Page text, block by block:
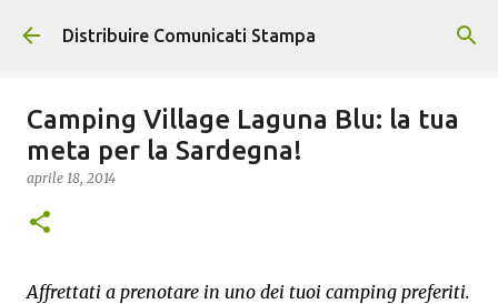
Passa ai contenuti principali
Distribuire Comunicati Stampa
Camping Village Laguna Blu: la tua
meta per la Sardegna!
aprile 18, 2014
Affrettati a prenotare in uno dei tuoi camping preferiti.